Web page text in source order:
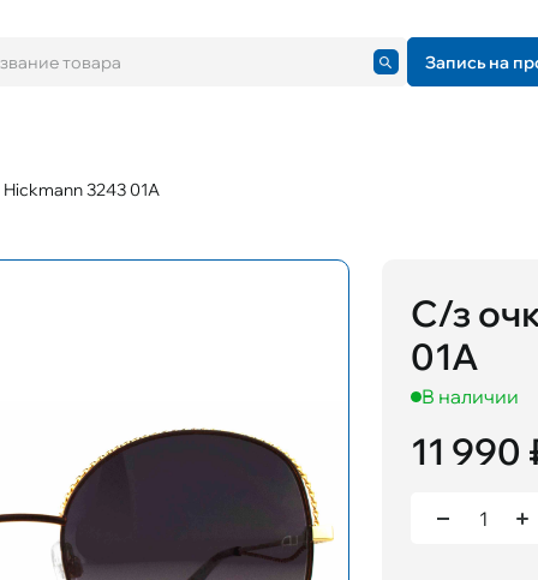
Запись на
3243 01A
С/з
01A
В наличии
11 990